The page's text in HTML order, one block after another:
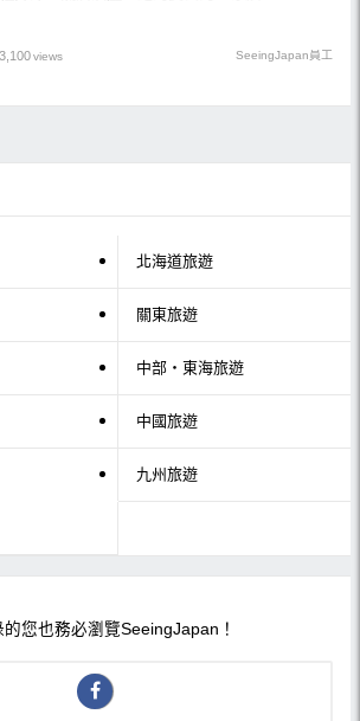
3,100views SeeingJapan員工
北海道旅遊
關東旅遊
中部・東海旅遊
中國旅遊
九州旅遊
的您也務必瀏覽SeeingJapan！